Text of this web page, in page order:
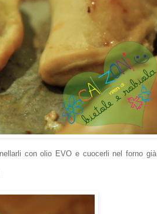
con olio EVO e cuocerli nel forno già